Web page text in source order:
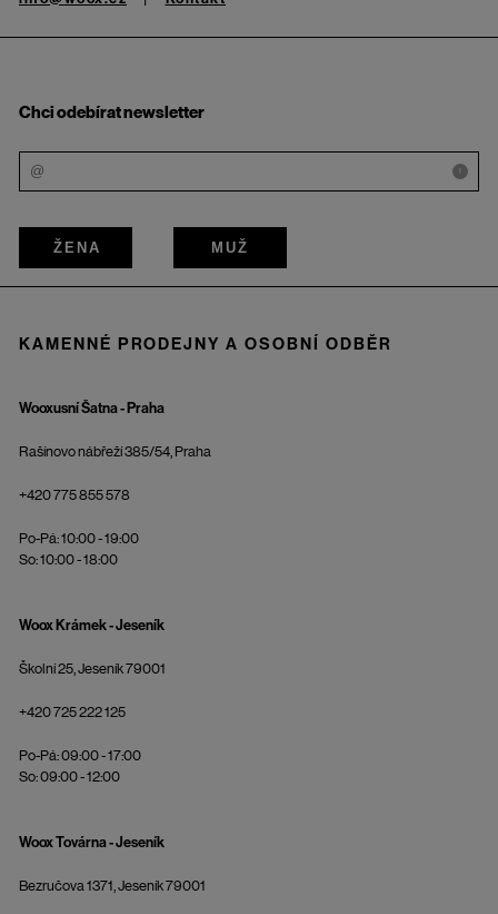
Chci odebírat newsletter
i
ŽENA MUŽ
KAMENNÉ PRODEJNY A OSOBNÍ ODBĚR
Wooxusní Šatna - Praha
Rašínovo nábřeží 385/54, Praha
+420 775 855 578
Po-Pá: 10:00 - 19:00
So: 10:00 - 18:00
Woox Krámek - Jeseník
Školní 25, Jeseník 79001
+420 725 222 125
Po-Pá: 09:00 - 17:00
So: 09:00 - 12:00
Woox Továrna - Jeseník
Bezručova 1371, Jeseník 79001